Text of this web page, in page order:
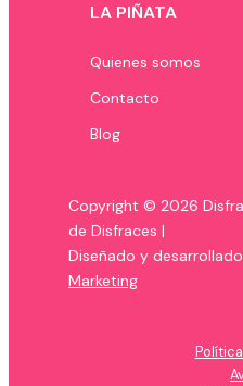
LA PIÑATA
Quienes somos
Contacto
Blog
Copyright © 2026
de Disfraces |
Diseñado y
Marketing